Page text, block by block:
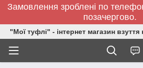
Замовлення зроблені по
позачергово.
"Мої туфлі" - інтернет магазин взуття